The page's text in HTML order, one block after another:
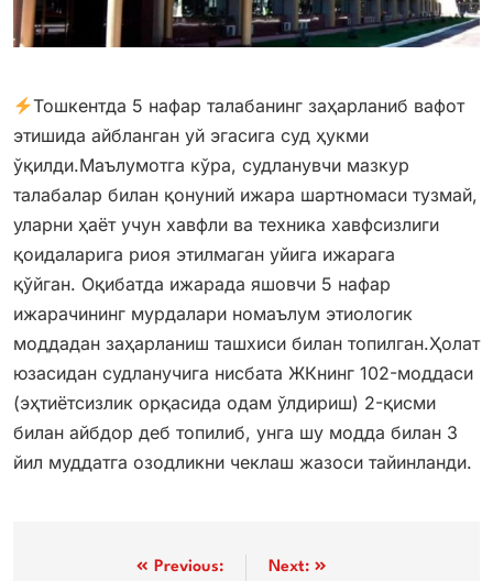
Тошкентда 5 нафар талабанинг заҳарланиб вафот
этишида айбланган уй эгасига суд ҳукми
ўқилди.Маълумотга кўра, судланувчи мазкур
талабалар билан қонуний ижара шартномаси тузмай,
уларни ҳаёт учун хавфли ва техника хавфсизлиги
қоидаларига риоя этилмаган уйига ижарага
қўйган. Оқибатда ижарада яшовчи 5 нафар
ижарачининг мурдалари номаълум этиологик
моддадан заҳарланиш ташхиси билан топилган.Ҳолат
юзасидан судланучига нисбата ЖКнинг 102-моддаси
(эҳтиётсизлик орқасида одам ўлдириш) 2-қисми
билан айбдор деб топилиб, унга шу модда билан 3
йил муддатга озодликни чеклаш жазоси тайинланди.
Previous: Next: